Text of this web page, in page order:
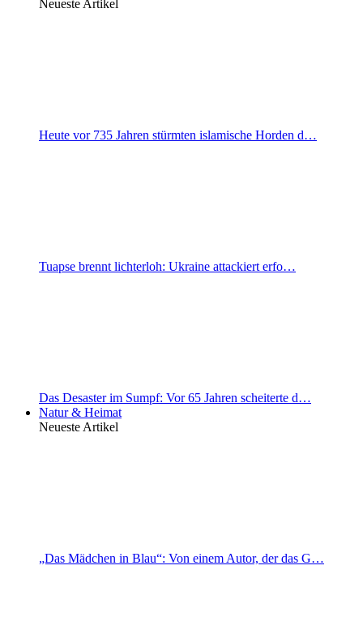
Neueste Artikel
Heute vor 735 Jahren stürmten islamische Horden d…
Tuapse brennt lichterloh: Ukraine attackiert erfo…
Das Desaster im Sumpf: Vor 65 Jahren scheiterte d…
Natur & Heimat
Neueste Artikel
„Das Mädchen in Blau“: Von einem Autor, der das G…